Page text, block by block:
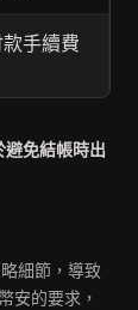
手續費
免結帳時出
細節，導致
安的要求，